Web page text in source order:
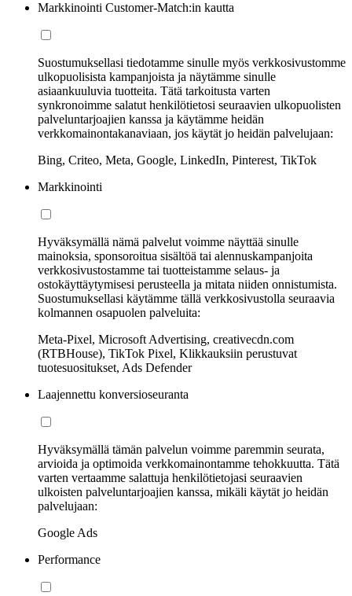
Markkinointi Customer-Match:in kautta
Suostumuksellasi tiedotamme sinulle myös verkkosivustomme
ulkopuolisista kampanjoista ja näytämme sinulle
asiaankuuluvia tuotteita. Tätä tarkoitusta varten
synkronoimme salatut henkilötietosi seuraavien ulkopuolisten
palveluntarjoajien kanssa ja käytämme heidän
verkkomainontakanaviaan, jos käytät jo heidän palvelujaan:
Bing, Criteo, Meta, Google, LinkedIn, Pinterest, TikTok
Markkinointi
Hyväksymällä nämä palvelut voimme näyttää sinulle
mainoksia, sponsoroitua sisältöä tai alennuskampanjoita
verkkosivustostamme tai tuotteistamme selaus- ja
ostokäyttäytymisesi perusteella ja mitata niiden onnistumista.
Suostumuksellasi käytämme tällä verkkosivustolla seuraavia
kolmannen osapuolen palveluita:
Meta-Pixel, Microsoft Advertising, creativecdn.com
(RTBHouse), TikTok Pixel, Klikkauksiin perustuvat
tuotesuositukset, Ads Defender
Laajennettu konversioseuranta
Hyväksymällä tämän palvelun voimme paremmin seurata,
arvioida ja optimoida verkkomainontamme tehokkuutta. Tätä
varten vertaamme salattuja henkilötietojasi seuraavien
ulkoisten palveluntarjoajien kanssa, mikäli käytät jo heidän
palvelujaan:
Google Ads
Performance